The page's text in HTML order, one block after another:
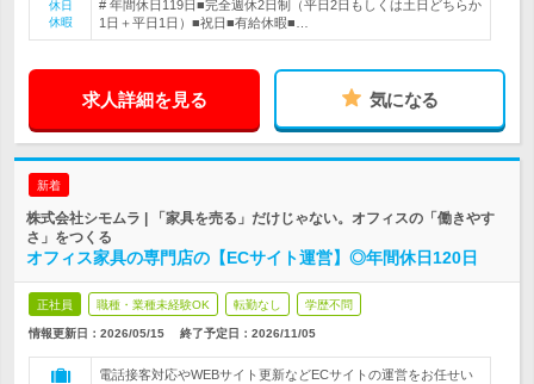
休日
休暇
# 年間休日119日■完全週休2日制（平日2日もしくは土日どちらか
1日＋平日1日）■祝日■有給休暇■…
求人詳細を見る 気になる
新着
株式会社シモムラ | 「家具を売る」だけじゃない。オフィスの「働きやす
さ」をつくる
オフィス家具の専門店の【ECサイト運営】◎年間休日120日
正社員 職種・業種未経験OK 転勤なし 学歴不問
情報更新日：2026/05/15 終了予定日： 2026/11/05
電話接客対応やWEBサイト更新などECサイトの運営をお任せい